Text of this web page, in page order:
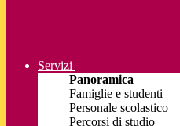
Servizi
Panoramica
Famiglie e studenti
Personale scolastico
Percorsi di studio